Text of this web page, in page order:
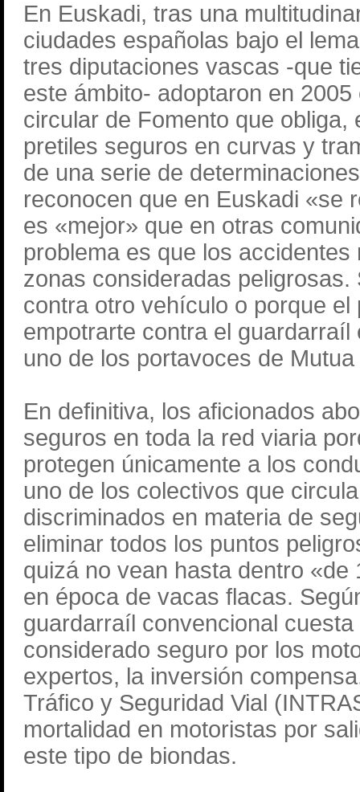
En Euskadi, tras una
ciudades españolas bajo el
tres diputaciones vascas -que
este ámbito- adoptaron en
circular de Fomento que
pretiles seguros en curvas y
de una serie de
reconocen que en Euskadi «se
es «mejor» que en otras
problema es que los
zonas consideradas
contra otro vehículo o porque
empotrarte contra el
uno de los portavoces de
En definitiva, los aficionados
seguros en toda la red viaria
protegen únicamente a los
uno de los colectivos que
discriminados en materia de
eliminar todos los puntos
quizá no vean hasta dentro
en época de vacas flacas.
guardarraíl convencional
considerado seguro por los
expertos, la inversión
Tráfico y Seguridad Vial
mortalidad en motoristas por
este tipo de biondas.